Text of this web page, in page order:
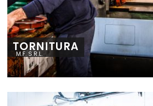
TORNITURA
M.F. S.R.L.